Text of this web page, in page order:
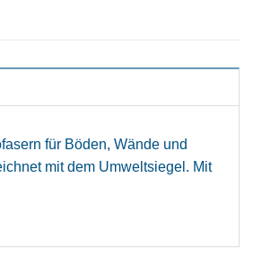
für Böden, Wände und
mit dem Umweltsiegel. Mit